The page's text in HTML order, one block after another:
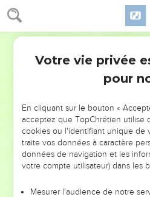
NE MANQUEZ PAS
DE
ET SI LEURS ERREURS
VOTRES
leur foi ou leur vision. Mais on voit
Votre vie privée
pour
En cliquant sur le bouton «
acceptez que TopChrétien utilise
cookies ou l'identifiant unique de
traite vos données à caractère
données de navigation et les
votre compte utilisateur) dans les
Mesurer l'audience de notre